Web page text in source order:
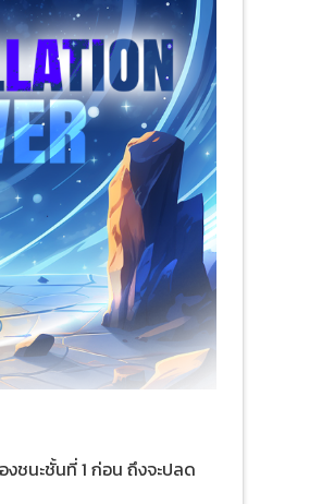
งชนะชั้นที่ 1 ก่อน ถึงจะปลด